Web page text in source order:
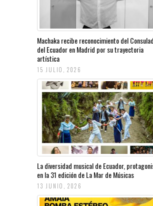
Machaka recibe reconocimiento del
del Ecuador en Madrid por su trayectoria
artística
15 JULIO, 2026
La diversidad musical de Ecuador,
en la 31 edición de La Mar de Músicas
13 JUNIO, 2026